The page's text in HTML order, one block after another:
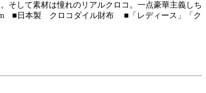
して素材は憧れのリアルクロコ。一点豪華主義しち
■日本製 クロコダイル財布 ■「レディース」「ク